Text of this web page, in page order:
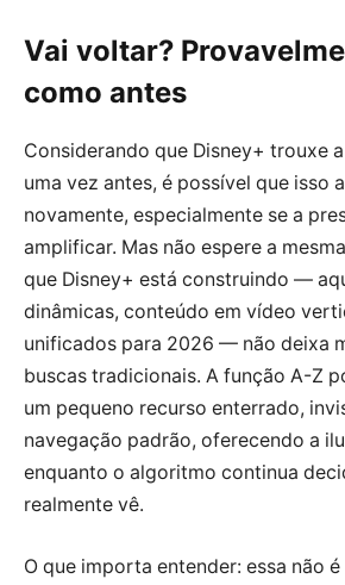
Vai voltar?
como antes
Considerando que Disney+ trouxe
uma vez antes, é possível que isso
novamente, especialmente se a
amplificar. Mas não espere a
que Disney+ está construindo —
dinâmicas, conteúdo em vídeo
unificados para 2026 — não deixa
buscas tradicionais. A função A-Z
um pequeno recurso enterrado,
navegação padrão, oferecendo a
enquanto o algoritmo continua
realmente vê.
O que importa entender: essa não